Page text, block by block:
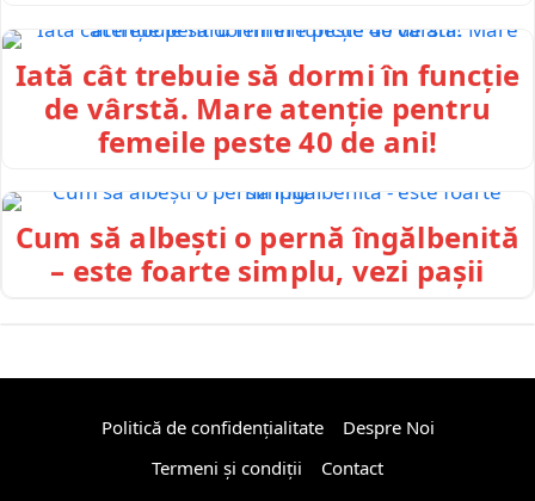
Iată cât trebuie să dormi în funcție
de vârstă. Mare atenție pentru
femeile peste 40 de ani!
Cum să albești o pernă îngălbenită
– este foarte simplu, vezi pașii
Politică de confidențialitate
Despre Noi
Termeni și condiții
Contact